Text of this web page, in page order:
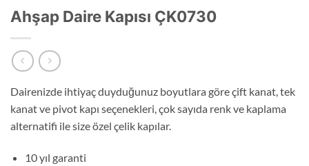
Ahşap Daire Kapısı ÇK0730
Dairenizde ihtiyaç duyduğunuz boyutlara göre çift kanat, tek
kanat ve pivot kapı seçenekleri, çok sayıda renk ve kaplama
alternatifi ile size özel çelik kapılar.
10 yıl garanti